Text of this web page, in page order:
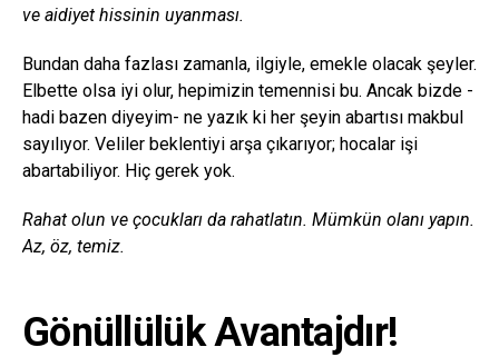
ve aidiyet hissinin uyanması.
Bundan daha fazlası zamanla, ilgiyle, emekle olacak şeyler.
Elbette olsa iyi olur, hepimizin temennisi bu. Ancak bizde -
hadi bazen diyeyim- ne yazık ki her şeyin abartısı makbul
sayılıyor. Veliler beklentiyi arşa çıkarıyor; hocalar işi
abartabiliyor. Hiç gerek yok.
Rahat olun ve çocukları da rahatlatın. Mümkün olanı yapın.
Az, öz, temiz.
Gönüllülük Avantajdır!